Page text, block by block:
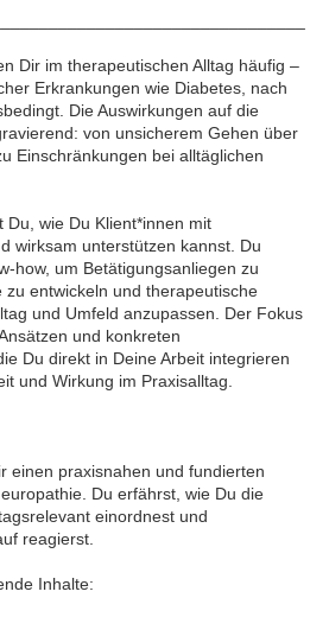
Dir im therapeutischen Alltag häufig –
Erkrankungen wie Diabetes, nach
Die Auswirkungen auf die
von unsicherem Gehen über
Einschränkungen bei alltäglichen
wie Du Klient*innen mit
wirksam unterstützen kannst. Du
how, um Betätigungsanliegen zu
entwickeln und therapeutische
und Umfeld anzupassen. Der Fokus
und konkreten
Du direkt in Deine Arbeit integrieren
und Wirkung im Praxisalltag.
einen praxisnahen und fundierten
Du erfährst, wie Du die
einordnest und
reagierst.
Inhalte: